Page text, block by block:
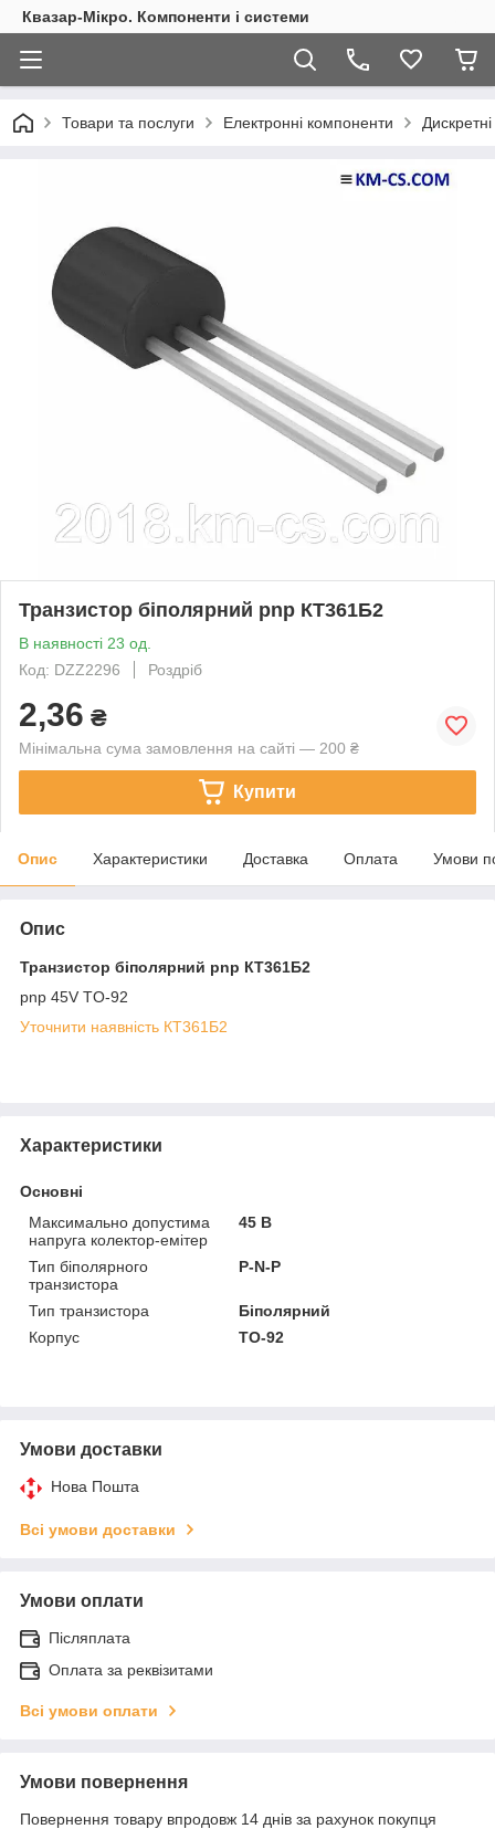
Квазар-Мікро. Компоненти і системи
Товари та послуги Електронні компоненти
Транзистор біполярний pnp КТ361Б2
В наявності 23 од.
Код: DZZ2296
Роздріб
2,36 ₴
Мінімальна сума замовлення на сайті — 200 ₴
Купити
Опис Характеристики Доставка Оплата Умови
Опис
Транзистор біполярний pnp КТ361Б2
pnp 45V TO-92
Уточнити наявність КТ361Б2
Характеристики
Основні
Максимально допустима
напруга колектор-емітер
45 В
Тип біполярного
транзистора
P-N-P
Тип транзистора
Біполярний
Корпус
TO-92
Умови доставки
Нова Пошта
Всі умови доставки
Умови оплати
Післяплата
Оплата за реквізитами
Всі умови оплати
Умови повернення
Повернення товару впродовж 14 днів за рахунок покупця